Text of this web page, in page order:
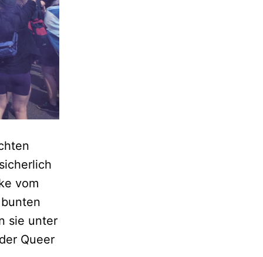
vom
sie unter
Queer